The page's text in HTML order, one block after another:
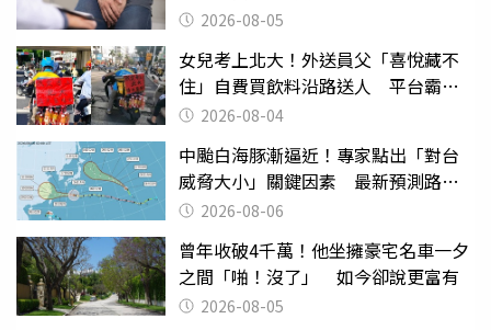
2026-08-05
女兒考上北大！外送員父「喜悅藏不
住」自費買飲料沿路送人 平台霸氣
幫付學費
2026-08-04
中颱白海豚漸逼近！專家點出「對台
威脅大小」關鍵因素 最新預測路徑
曝 2026-08-06
曾年收破4千萬！他坐擁豪宅名車一夕
之間「啪！沒了」 如今卻說更富有
2026-08-05